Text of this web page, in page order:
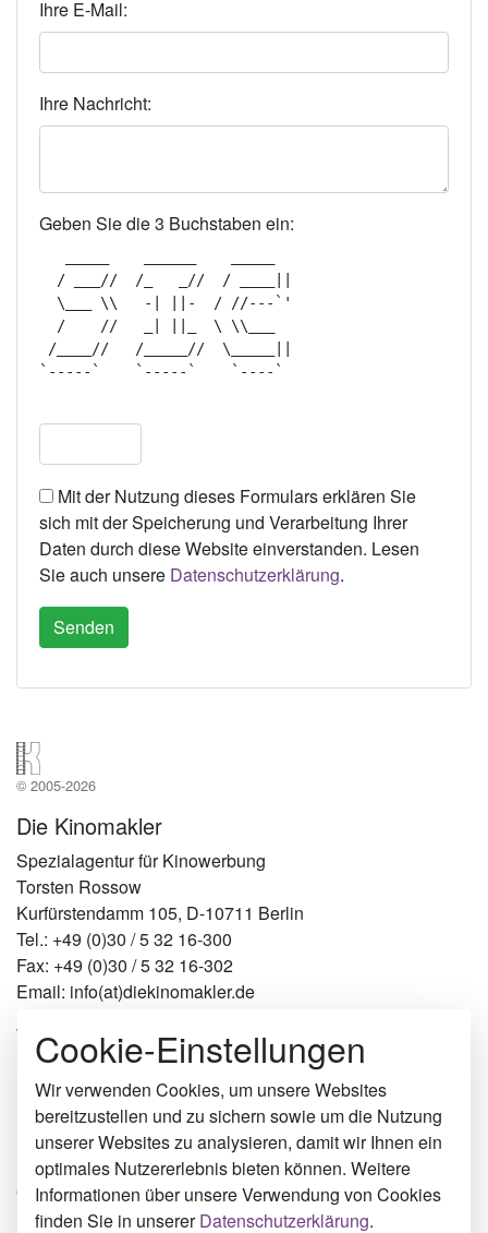
Ihre E-Mail:
Ihre Nachricht:
Geben Sie die 3 Buchstaben ein:
  / ___//  /_   _//  / ____||
  \___ \\   -| ||-  / //---`'
  /    //   _| ||_  \ \\___
/____//   /_____//  \_____||
`-----`    `-----`    `----`
Mit der Nutzung dieses Formulars erklären Sie
sich mit der Speicherung und Verarbeitung Ihrer
Daten durch diese Website einverstanden. Lesen
Sie auch unsere Datenschutzerklärung.
© 2005-2026
Die Kinomakler
Spezialagentur für Kinowerbung
Torsten Rossow
Kurfürstendamm 105, D-10711 Berlin
Tel.: +49 (0)30 / 5 32 16-300
Fax: +49 (0)30 / 5 32 16-302
Email: info(at)diekinomakler.de
Werben in Städten
Berlin
Hamburg
München
Köln
Neckarsulm
Oranienburg
Bergen
Cookie-Einstellungen
Wir verwenden Cookies, um unsere Websites
bereitzustellen und zu sichern sowie um die Nutzung
unserer Websites zu analysieren, damit wir Ihnen ein
optimales Nutzererlebnis bieten können. Weitere
Informationen über unsere Verwendung von Cookies
finden Sie in unsererDatenschutzerklärung.